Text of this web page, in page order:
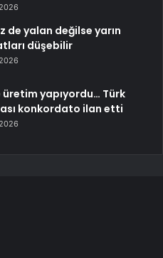
de yalan değilse yarın
düşebilir
üretim yapıyordu… Türk
konkordato ilan etti